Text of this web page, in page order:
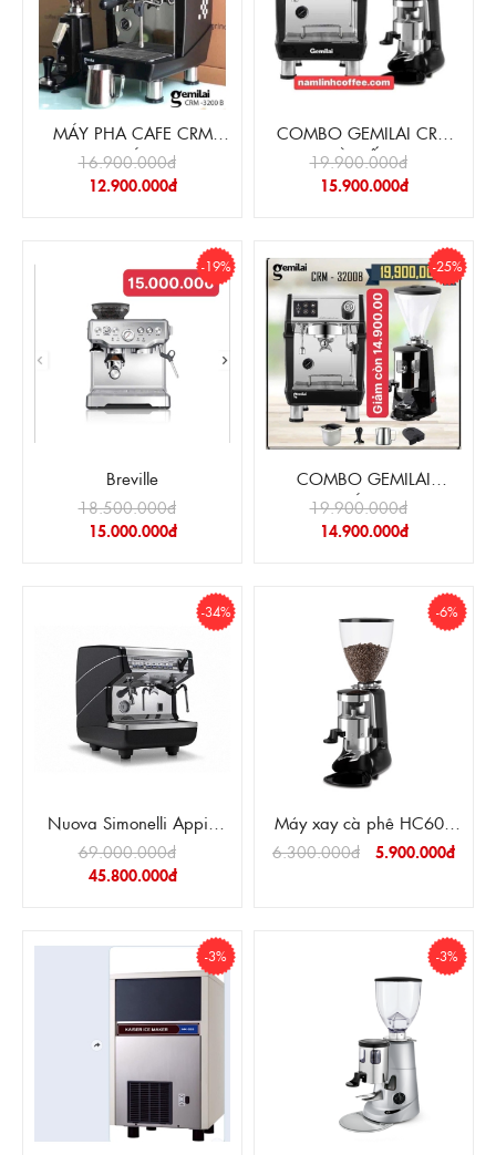
MÁY PHA CAFE CRM
3200B + MÁY XAY 020
16.900.000đ
12.900.000đ
COMBO GEMILAI CRM
3200B VÀ CỐI XAY 020
19.900.000đ
15.900.000đ
-19%
Breville
18.500.000đ
15.000.000đ
-25%
COMBO GEMILAI
3200B+ MÁY XAY N900
19.900.000đ
14.900.000đ
-34%
Nuova Simonelli Appia
Auto 1 Group
69.000.000đ
45.800.000đ
-6%
Máy xay cà phê HC600
ver 2.0
6.300.000đ 5.900.000đ
-3% -3%